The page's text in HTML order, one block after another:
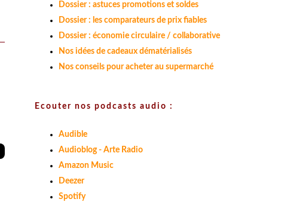
Dossier : astuces promotions et soldes
Dossier : les comparateurs de prix fiables
Dossier : économie circulaire / collaborative
Nos idées de cadeaux dématérialisés
Nos conseils pour acheter au supermarché
Ecouter nos podcasts audio :
Audible
Audioblog - Arte Radio
Amazon Music
Deezer
Spotify